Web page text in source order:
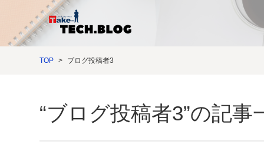
TOP ブログ投稿者3
“ブログ投稿者3”の記事